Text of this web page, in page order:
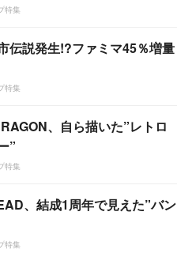
特集
伝説発生!?ファミマ45％増量
特集
、自ら描いた”レトロ
”
特集
、結成1周年で見えた”バン
特集